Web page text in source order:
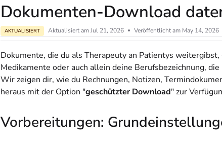
Dokumenten-Download
AKTUALISIERT Aktualisiert amJul 21, 2026 Veröffentlicht am May 14, 2026
Dokumente, die du als Therapeuty an Patientys
Medikamente oder auch allein deine Berufsbezeichnung,
Wir zeigen dir, wie du Rechnungen, Notizen,
heraus mit der Option "geschützter Download" zur
Vorbereitungen: